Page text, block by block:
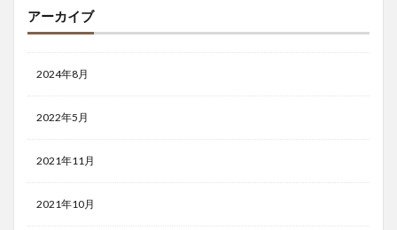
アーカイブ
2024年8月
2022年5月
2021年11月
2021年10月